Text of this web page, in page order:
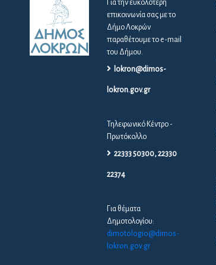
Για την ευκολότερη
επικοινωνία σας με το
Δήμο Λοκρών
παραθέτουμε το e-mail
του Δήμου.
lokron@dimos-
lokron.gov.gr
Τηλεφωνικό Κέντρο -
Πρωτόκολλο
22333 50300, 22330
22374
Για θέματα
Δημοτολογίου:
dimotologio@dimos-
lokron.gov.gr